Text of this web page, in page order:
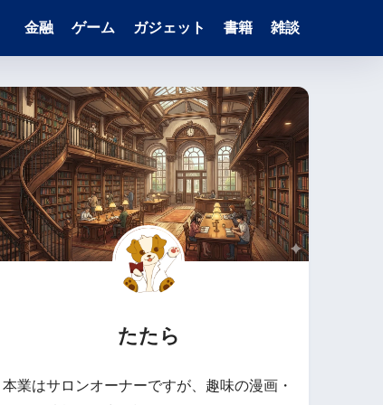
金融 ゲーム ガジェット 書籍 雑談
たたら
本業はサロンオーナーですが、趣味の漫画・